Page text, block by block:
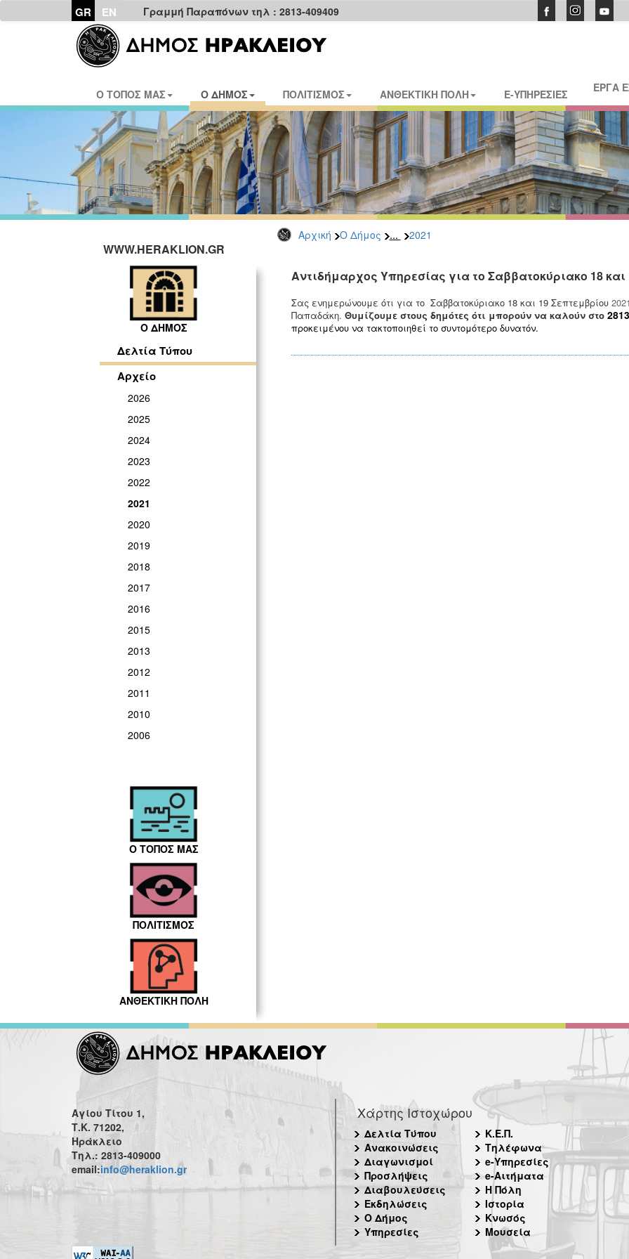
GR EN Γραμμή Παραπόνων τηλ : 2813-409409
Ο ΤΟΠΟΣ ΜΑΣ Ο ΔΗΜΟΣ ΠΟΛΙΤΙΣΜΟΣ ΑΝΘΕΚΤΙΚΗ ΠΟΛΗ E-ΥΠΗΡΕΣΙΕΣ ΕΡΓΑ
Αρχική Ο Δήμος ... 2021
WWW.HERAKLION.GR
Ο ΔΗΜΟΣ
Δελτία Τύπου
Αρχείο
2026
2025
2024
2023
2022
2021
2020
2019
2018
2017
2016
2015
2013
2012
2011
2010
2006
Ο ΤΟΠΟΣ ΜΑΣ
ΠΟΛΙΤΙΣΜΟΣ
ΑΝΘΕΚΤΙΚΗ ΠΟΛΗ
Αντιδήμαρχος Υπηρεσίας για το Σαββατοκύριακο 18 και
Σας ενημερώνουμε ότι για το Σαββατοκύριακο 18 και 19 Σεπτεμβρίου 2021
Παπαδάκη. Θυμίζουμε στους δημότες ότι μπορούν να καλούν στο
προκειμένου να τακτοποιηθεί το συντομότερο δυνατόν.
Αγίου Τίτου 1,
Τ.Κ. 71202,
Ηράκλειο
Τηλ.: 2813-409000
email:info@heraklion.gr
Χάρτης Ιστοχώρου
Δελτία Τύπου
Ανακοινώσεις
Διαγωνισμοί
Προσλήψεις
Διαβουλεύσεις
Εκδηλώσεις
Ο Δήμος
Υπηρεσίες
Κ.Ε.Π.
Τηλέφωνα
e-Υπηρεσίες
e-Αιτήματα
Η Πόλη
Ιστορία
Κνωσός
Μουσεία